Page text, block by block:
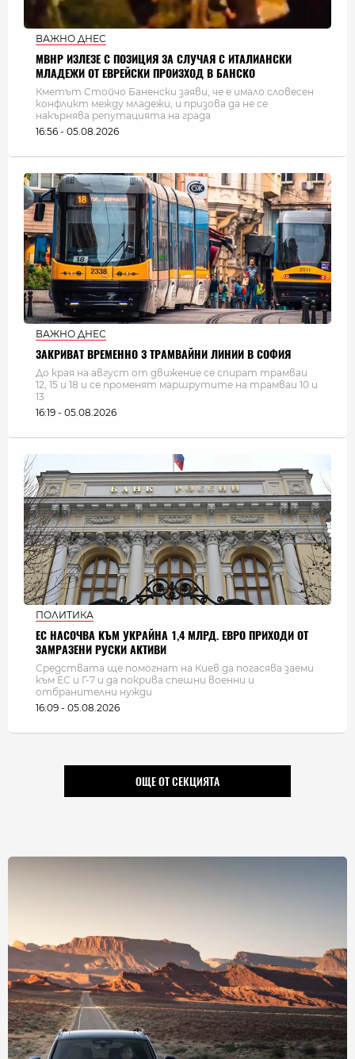
ВАЖНО ДНЕС
МВНР ИЗЛЕЗЕ С ПОЗИЦИЯ ЗА СЛУЧАЯ С ИТАЛИАНСКИ
МЛАДЕЖИ ОТ ЕВРЕЙСКИ ПРОИЗХОД В БАНСКО
Кметът Стойчо Баненски заяви, че е имало словесен
конфликт между младежи, и призова да не се
накърнява репутацията на града
16:56 - 05.08.2026
ВАЖНО ДНЕС
ЗАКРИВАТ ВРЕМЕННО 3 ТРАМВАЙНИ ЛИНИИ В СОФИЯ
До края на август от движение се спират трамваи
12, 15 и 18 и се променят маршрутите на трамваи 10 и
13
16:19 - 05.08.2026
ПОЛИТИКА
ЕС НАСОЧВА КЪМ УКРАЙНА 1,4 МЛРД. ЕВРО ПРИХОДИ ОТ
ЗАМРАЗЕНИ РУСКИ АКТИВИ
Средствата ще помогнат на Киев да погасява заеми
към ЕС и Г-7 и да покрива спешни военни и
отбранителни нужди
16:09 - 05.08.2026
ОЩЕ ОТ СЕКЦИЯТА